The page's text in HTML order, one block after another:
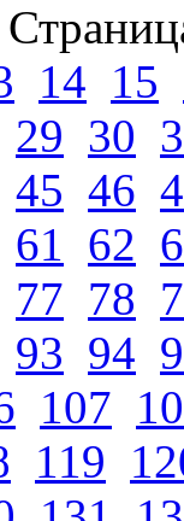
14 15
29 30
45 46
61 62
77 78
93 94
107
119